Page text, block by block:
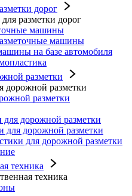
дорог
разметки дорог
машины
машины
на базе автомобиля
разметки
дорожной разметки
разметки
дорожной разметки
для дорожной разметки
для дорожной разметки
техника
техника